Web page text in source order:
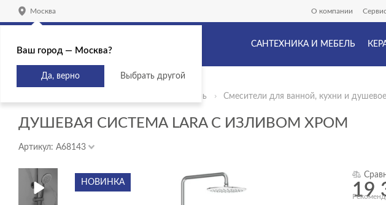
Москва О компании
САНТЕХНИКА И МЕБЕЛЬ
Сантехника и мебель Смесители для ванной, кухни и
ДУШЕВАЯ СИСТЕМА LARA С ИЗЛИВОМ ХРОМ
Артикул: A68143
НОВИНКА 19
Ваш город — Москва?
Да, верно Выбрать другой